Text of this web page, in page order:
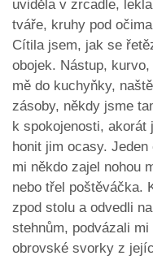
uviděla v zrcadle,
tváře, kruhy pod
Cítila jsem, jak se
obojek. Nástup,
mě do kuchyňky,
zásoby, někdy jsme
k spokojenosti, akorát
honit jim ocasy.
mi někdo zajel nohou
nebo třel poštěváčka.
zpod stolu a odvedli
stehnům, podvázali
obrovské svorky z